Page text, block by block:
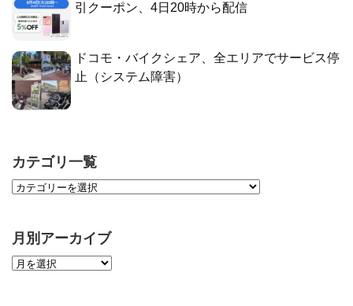
引クーポン、4日20時から配信
ドコモ・バイクシェア、全エリアでサービス停
止（システム障害）
カテゴリ一覧
月別アーカイブ